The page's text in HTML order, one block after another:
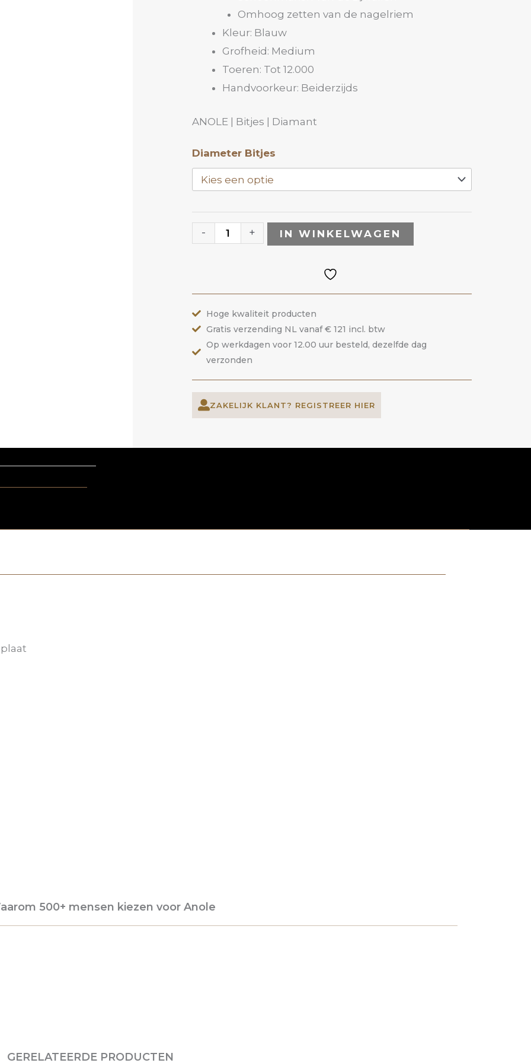
Omhoog zetten van de nagelriem
Kleur: Blauw
Grofheid: Medium
Toeren: Tot 12.000
Handvoorkeur: Beiderzijds
ANOLE | Bitjes | Diamant
Diameter Bitjes
-
Diamant
Bitje
DPB
ANOLE
aantal
+ IN WINKELWAGEN
Hoge kwaliteit producten
Gratis verzending NL vanaf € 121 incl. btw
Op werkdagen voor 12.00 uur besteld, dezelfde dag
verzonden
ZAKELIJK KLANT? REGISTREER HIER
500+ mensen kiezen voor Anole
GERELATEERDE PRODUCTEN